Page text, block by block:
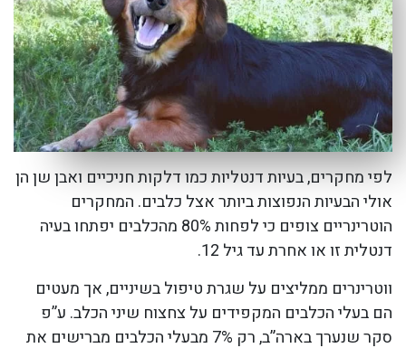
לפי מחקרים, בעיות דנטליות כמו דלקות חניכיים ואבן שן הן
אולי הבעיות הנפוצות ביותר אצל כלבים. המחקרים
הוטרינריים צופים כי לפחות 80% מהכלבים יפתחו בעיה
דנטלית זו או אחרת עד גיל 12.
ווטרינרים ממליצים על שגרת טיפול בשיניים, אך מעטים
הם בעלי הכלבים המקפידים על צחצוח שיני הכלב. ע”פ
סקר שנערך בארה”ב, רק 7% מבעלי הכלבים מברישים את